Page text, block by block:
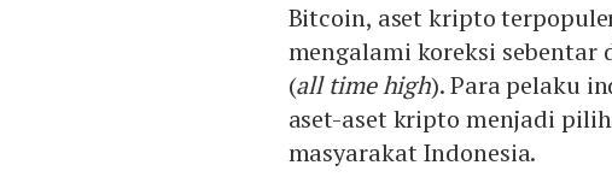
Bitcoin, aset kripto
mengalami koreksi sebentar
(all time high). Para pelaku
aset-aset kripto menjadi
masyarakat Indonesia.